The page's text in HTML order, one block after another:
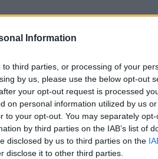
Information
third parties, or processing of your
by us, please use the below opt-out
your opt-out request is processed
on personal information utilized by us
to your opt-out. You may separately
by third parties on the IAB’s list of
disclosed by us to third parties on the
disclose it to other third parties.
negligenza" che
nordcoreano ha
dei funzionari
la riunione
partito che si
nave da guerra
l'esercito